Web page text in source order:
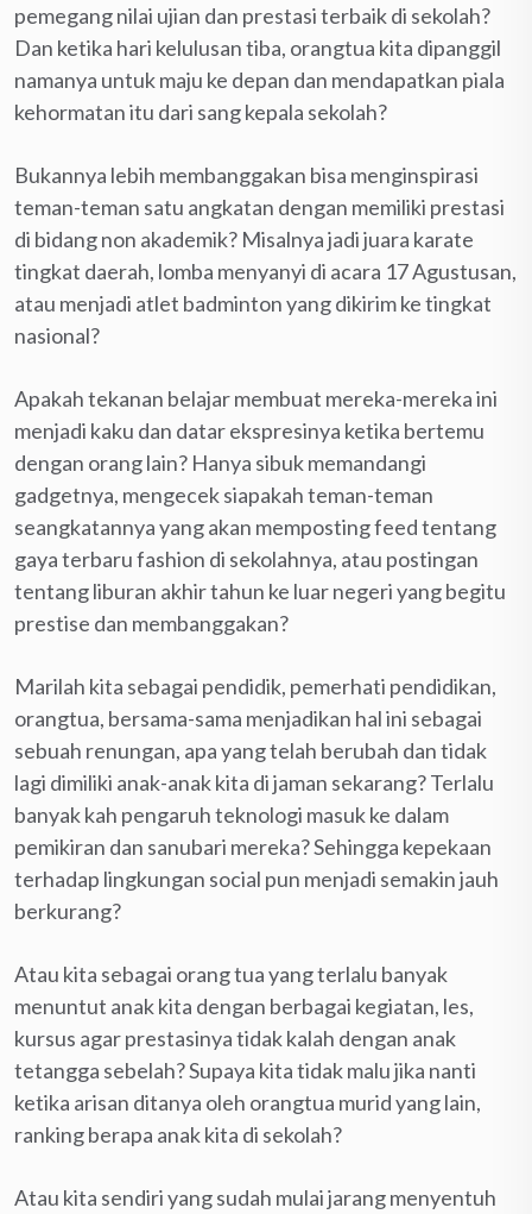
pemegang nilai ujian dan prestasi terbaik di sekolah?
Dan ketika hari kelulusan tiba, orangtua kita dipanggil
namanya untuk maju ke depan dan mendapatkan piala
kehormatan itu dari sang kepala sekolah?
Bukannya lebih membanggakan bisa menginspirasi
teman-teman satu angkatan dengan memiliki prestasi
di bidang non akademik? Misalnya jadi juara karate
tingkat daerah, lomba menyanyi di acara 17 Agustusan,
atau menjadi atlet badminton yang dikirim ke tingkat
nasional?
Apakah tekanan belajar membuat mereka-mereka ini
menjadi kaku dan datar ekspresinya ketika bertemu
dengan orang lain? Hanya sibuk memandangi
gadgetnya, mengecek siapakah teman-teman
seangkatannya yang akan memposting feed tentang
gaya terbaru fashion di sekolahnya, atau postingan
tentang liburan akhir tahun ke luar negeri yang begitu
prestise dan membanggakan?
Marilah kita sebagai pendidik, pemerhati pendidikan,
orangtua, bersama-sama menjadikan hal ini sebagai
sebuah renungan, apa yang telah berubah dan tidak
lagi dimiliki anak-anak kita di jaman sekarang? Terlalu
banyak kah pengaruh teknologi masuk ke dalam
pemikiran dan sanubari mereka? Sehingga kepekaan
terhadap lingkungan social pun menjadi semakin jauh
berkurang?
Atau kita sebagai orang tua yang terlalu banyak
menuntut anak kita dengan berbagai kegiatan, les,
kursus agar prestasinya tidak kalah dengan anak
tetangga sebelah? Supaya kita tidak malu jika nanti
ketika arisan ditanya oleh orangtua murid yang lain,
ranking berapa anak kita di sekolah?
Atau kita sendiri yang sudah mulai jarang menyentuh